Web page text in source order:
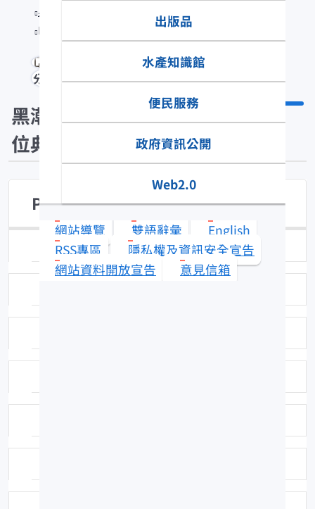
出版品
水產知識館
便民服務
政府資訊公開
Web2.0
網站導覽 雙語辭彙
English
RSS專區
隱私權及資訊安全宣告
網站資料開放宣告
意見信箱
黑潮漁業數位典藏
Plectroglyphidodon leucozonus
分享
黑潮漁業數
位典藏
Plectroglyphidodon leucozonus
日期：96-09-04